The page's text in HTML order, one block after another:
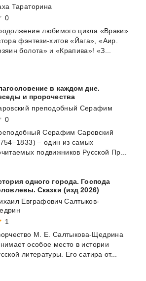
Тараторина
0
любимого цикла «Враки»
фэнтези-хитов «Йага», «Аир.
болота» и «Крапива»! «З...
в каждом дне.
и пророчества
преподобный Серафим
0
Серафим Саровский
– один из самых
подвижников Русской Пр...
одного города. Господа
Сказки (изд 2026)
Евграфович Салтыков-
1
М. Е. Салтыкова-Щедрина
особое место в истории
литературы. Его сатира от...